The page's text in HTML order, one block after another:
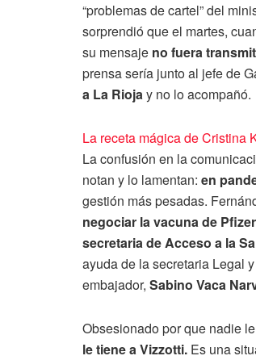
“problemas de cartel” del
sorprendió que el martes,
su mensaje no fuera
prensa sería junto al jefe de
a La Riojay no lo acompañó.
La receta mágica de Cristina
La confusión en la
notan y lo lamentan: en
gestión más pesadas.
negociar la vacuna de
secretaria de Acceso a la
ayuda de la secretaria Legal
embajador, Sabino Vaca
Obsesionado por que nadie
le tiene a Vizzotti. Es una